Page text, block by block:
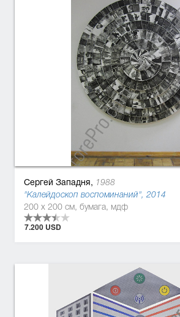
Сергей Западня, 1988
"Калейдоскоп воспоминаний", 2014
200 x 200 см, бумага, мдф
7.200 USD